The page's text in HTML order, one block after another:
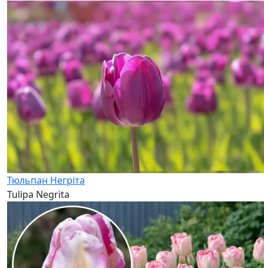
Тюльпан Негріта
Tulipa Negrita